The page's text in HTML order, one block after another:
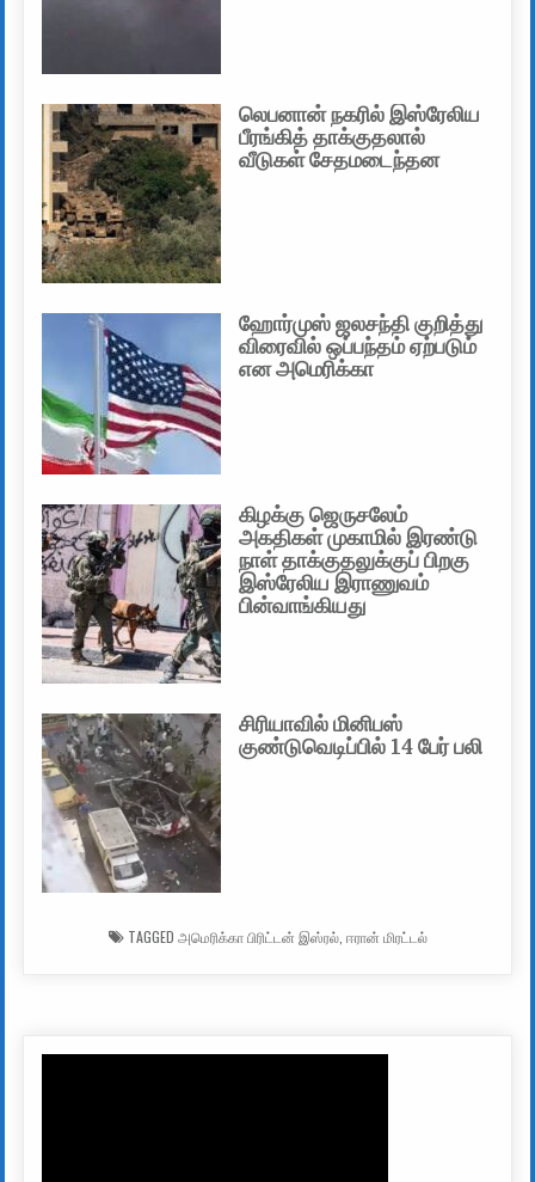
லெபனான் நகரில் இஸ்ரேலிய
பீரங்கித் தாக்குதலால்
வீடுகள் சேதமடைந்தன
ஹோர்முஸ் ஜலசந்தி குறித்து
விரைவில் ஒப்பந்தம் ஏற்படும்
என அமெரிக்கா
கிழக்கு ஜெருசலேம்
அகதிகள் முகாமில் இரண்டு
நாள் தாக்குதலுக்குப் பிறகு
இஸ்ரேலிய இராணுவம்
பின்வாங்கியது
சிரியாவில் மினிபஸ்
குண்டுவெடிப்பில் 14 பேர் பலி
TAGGED அமெரிக்கா பிரிட்டன் இஸ்ரல், ஈரான் மிரட்டல்